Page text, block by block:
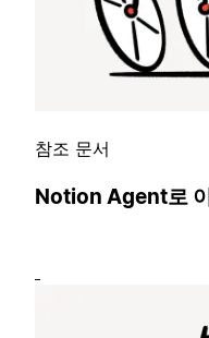
참조 문서
Notion Agent로